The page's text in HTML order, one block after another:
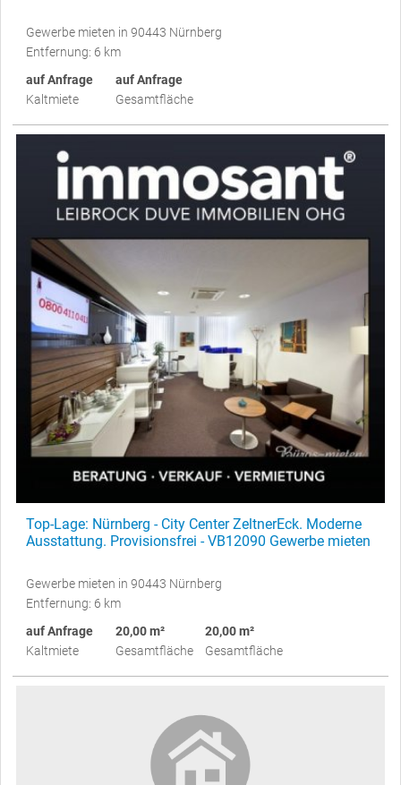
Gewerbe mieten in 90443 Nürnberg
Entfernung: 6 km
auf Anfrage
Kaltmiete
auf Anfrage
Gesamtfläche
Top-Lage: Nürnberg - City Center ZeltnerEck. Moderne
Ausstattung. Provisionsfrei - VB12090 Gewerbe mieten
Gewerbe mieten in 90443 Nürnberg
Entfernung: 6 km
auf Anfrage
Kaltmiete
20,00 m²
Gesamtfläche
20,00 m²
Gesamtfläche